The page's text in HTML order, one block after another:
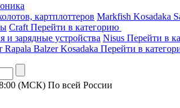
картплоттеров Markfish Kosadaka
Craft Перейти в категорию
и зарядные устройства Nisus Перейти в
Rapala BalzerKosadaka Перейти в
(МСК) По всей России